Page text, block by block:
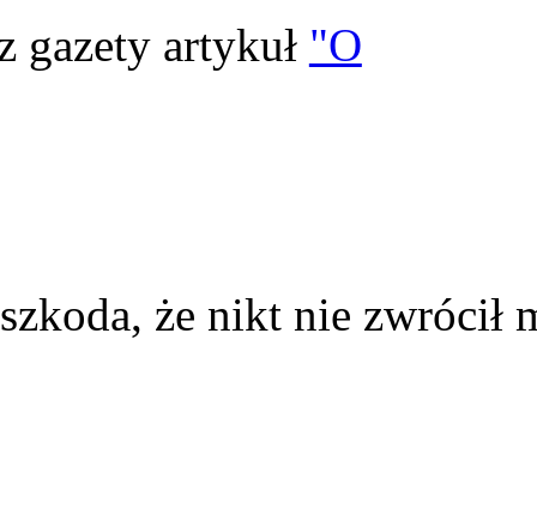
gazety artykuł "O
że nikt nie zwrócił